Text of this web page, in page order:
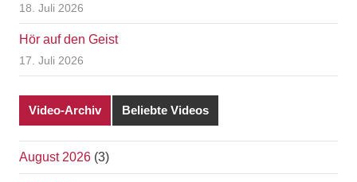
18. Juli 2026
Hör auf den Geist
17. Juli 2026
Video-Archiv Beliebte Videos
August 2026 (3)